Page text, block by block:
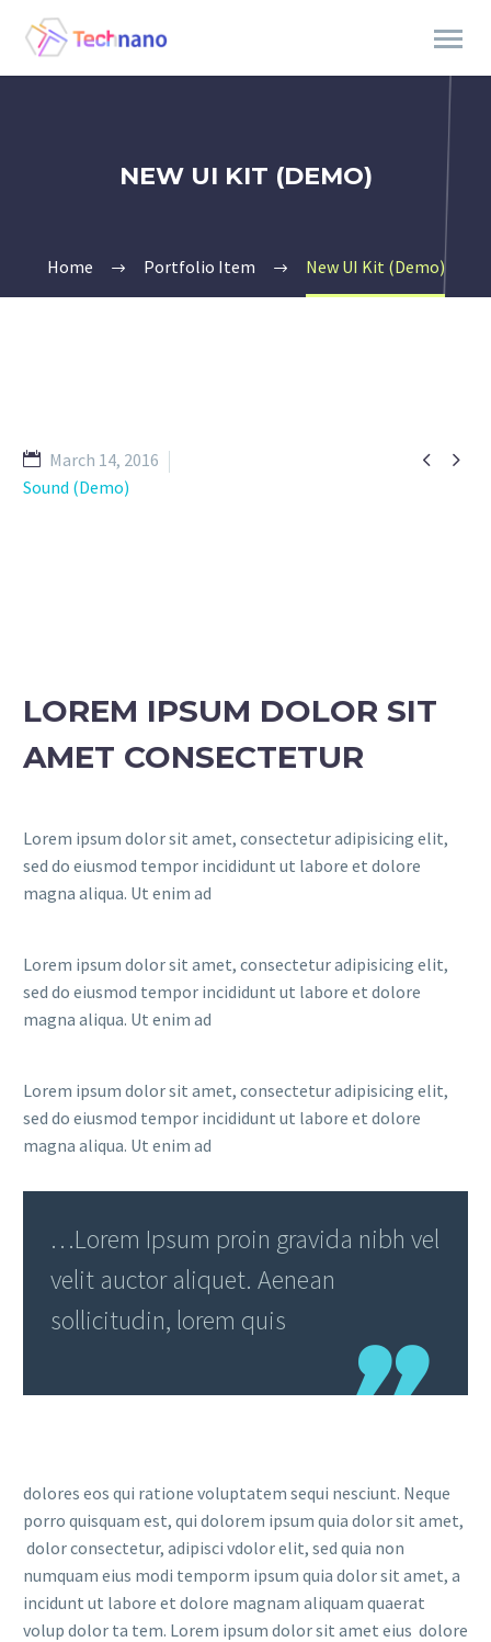
NEW UI KIT (DEMO)
Home Portfolio Item New UI Kit (Demo)
 
March 14, 2016
Sound (Demo)
LOREM IPSUM DOLOR SIT
AMET CONSECTETUR
Lorem ipsum dolor sit amet, consectetur adipisicing elit,
sed do eiusmod tempor incididunt ut labore et dolore
magna aliqua. Ut enim ad
Lorem ipsum dolor sit amet, consectetur adipisicing elit,
sed do eiusmod tempor incididunt ut labore et dolore
magna aliqua. Ut enim ad
Lorem ipsum dolor sit amet, consectetur adipisicing elit,
sed do eiusmod tempor incididunt ut labore et dolore
magna aliqua. Ut enim ad
…Lorem Ipsum proin gravida nibh vel
velit auctor aliquet. Aenean
sollicitudin, lorem quis
dolores eos qui ratione voluptatem sequi nesciunt. Neque
porro quisquam est, qui dolorem ipsum quia dolor sit amet,
dolor consectetur, adipisci vdolor elit, sed quia non
numquam eius modi temporm ipsum quia dolor sit amet, a
incidunt ut labore et dolore magnam aliquam quaerat
volup dolor ta tem. Lorem ipsum dolor sit amet eius dolore